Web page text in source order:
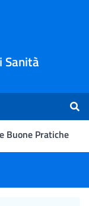
Sanità
Buone Pratiche